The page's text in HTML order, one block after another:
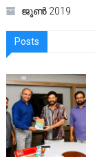
ജൂൺ 2019
Posts